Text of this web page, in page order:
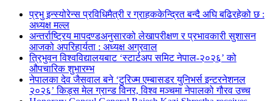
प्रभु इन्स्योरेन्स प्रविधिमैत्री र ग्राहककेन्द्रित बन्दै अघि बढिरहेको छ :
अध्यक्ष मल्ल
अन्तर्राष्ट्रिय मापदण्डअनुसारको लेखापरीक्षण र प्रभावकारी सुशासन
आजको अपरिहार्यता : अध्यक्ष अग्रवाल
त्रिभुवन विश्वविद्यालयबाट ‘स्टार्टअप समिट नेपाल-२०२६’ को
औपचारिक शुभारम्भ
नेपालका देव जैसवाल बने ‘टुरिज्म एम्बासडर युनिभर्स इन्टरनेशनल
२०२६’ किड्स मेल ग्रान्ड विनर, विश्व मञ्चमा नेपालको गौरव उच्च